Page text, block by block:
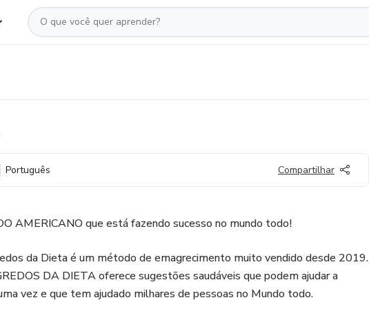
Português Compartilhar
AMERICANO que está fazendo sucesso no mundo todo!
da Dieta é um método de emagrecimento muito vendido desde 2019.
DA DIETA oferece sugestões saudáveis que podem ajudar a
vez e que tem ajudado milhares de pessoas no Mundo todo.